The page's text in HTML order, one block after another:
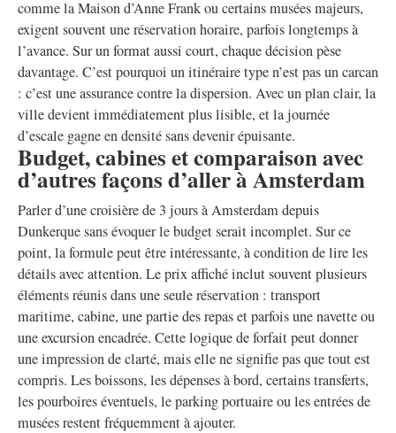
comme la Maison d’Anne Frank ou certains musées majeurs,
exigent souvent une réservation horaire, parfois longtemps à
l’avance. Sur un format aussi court, chaque décision pèse
davantage. C’est pourquoi un itinéraire type n’est pas un carcan
: c’est une assurance contre la dispersion. Avec un plan clair, la
ville devient immédiatement plus lisible, et la journée
d’escale gagne en densité sans devenir épuisante.
Budget, cabines et comparaison avec
d’autres façons d’aller à Amsterdam
Parler d’une croisière de 3 jours à Amsterdam depuis
Dunkerque sans évoquer le budget serait incomplet. Sur ce
point, la formule peut être intéressante, à condition de lire les
détails avec attention. Le prix affiché inclut souvent plusieurs
éléments réunis dans une seule réservation : transport
maritime, cabine, une partie des repas et parfois une navette ou
une excursion encadrée. Cette logique de forfait peut donner
une impression de clarté, mais elle ne signifie pas que tout est
compris. Les boissons, les dépenses à bord, certains transferts,
les pourboires éventuels, le parking portuaire ou les entrées de
musées restent fréquemment à ajouter.